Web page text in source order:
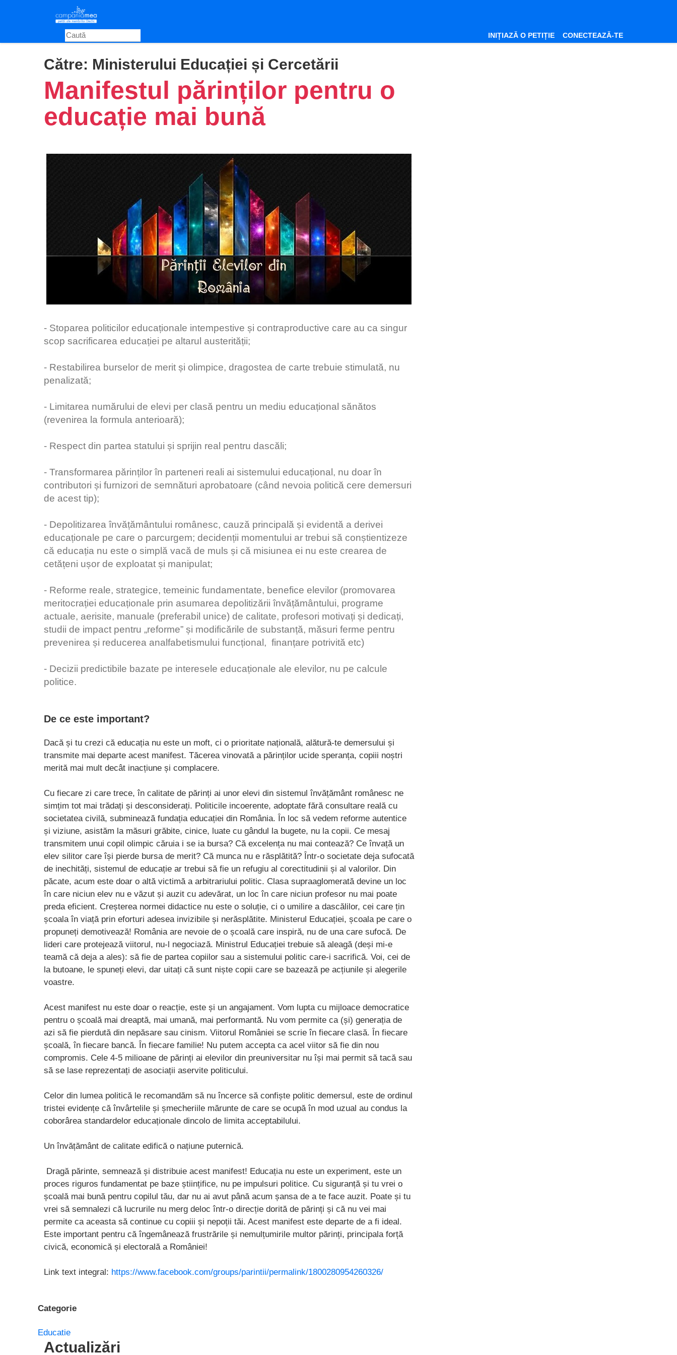
content
INIȚIAZĂ O PETIȚIE CONECTEAZĂ-TE
Către: Ministerului Educației și Cercetării
Manifestul părinților pentru o
educație mai bună
- Stoparea politicilor educaționale intempestive și contraproductive care au ca singur
scop sacrificarea educației pe altarul austerității;
- Restabilirea burselor de merit și olimpice, dragostea de carte trebuie stimulată, nu
penalizată;
- Limitarea numărului de elevi per clasă pentru un mediu educațional sănătos
(revenirea la formula anterioară);
- Respect din partea statului și sprijin real pentru dascăli;
- Transformarea părinților în parteneri reali ai sistemului educațional, nu doar în
contributori și furnizori de semnături aprobatoare (când nevoia politică cere demersuri
de acest tip);
- Depolitizarea învățământului românesc, cauză principală și evidentă a derivei
educaționale pe care o parcurgem; decidenții momentului ar trebui să conștientizeze
că educația nu este o simplă vacă de muls și că misiunea ei nu este crearea de
cetățeni ușor de exploatat și manipulat;
- Reforme reale, strategice, temeinic fundamentate, benefice elevilor (promovarea
meritocrației educaționale prin asumarea depolitizării învățământului, programe
actuale, aerisite, manuale (preferabil unice) de calitate, profesori motivați și dedicați,
studii de impact pentru „reforme” și modificările de substanță, măsuri ferme pentru
prevenirea și reducerea analfabetismului funcțional, finanțare potrivită etc)
- Decizii predictibile bazate pe interesele educaționale ale elevilor, nu pe calcule
politice.
De ce este important?
Dacă și tu crezi că educația nu este un moft, ci o prioritate națională, alătură-te demersului și
transmite mai departe acest manifest. Tăcerea vinovată a părinților ucide speranța, copiii noștri
merită mai mult decât inacțiune și complacere.
Cu fiecare zi care trece, în calitate de părinți ai unor elevi din sistemul învățământ românesc ne
simțim tot mai trădați și desconsiderați. Politicile incoerente, adoptate fără consultare reală cu
societatea civilă, subminează fundația educației din România. În loc să vedem reforme autentice
și viziune, asistăm la măsuri grăbite, cinice, luate cu gândul la bugete, nu la copii. Ce mesaj
transmitem unui copil olimpic căruia i se ia bursa? Că excelența nu mai contează? Ce învață un
elev silitor care își pierde bursa de merit? Că munca nu e răsplătită? Într-o societate deja sufocată
de inechități, sistemul de educație ar trebui să fie un refugiu al corectitudinii și al valorilor. Din
păcate, acum este doar o altă victimă a arbitrariului politic. Clasa supraaglomerată devine un loc
în care niciun elev nu e văzut și auzit cu adevărat, un loc în care niciun profesor nu mai poate
preda eficient. Creșterea normei didactice nu este o soluție, ci o umilire a dascălilor, cei care țin
școala în viață prin eforturi adesea invizibile și nerăsplătite. Ministerul Educației, școala pe care o
propuneți demotivează! România are nevoie de o școală care inspiră, nu de una care sufocă. De
lideri care protejează viitorul, nu-l negociază. Ministrul Educației trebuie să aleagă (deși mi-e
teamă că deja a ales): să fie de partea copiilor sau a sistemului politic care-i sacrifică. Voi, cei de
la butoane, le spuneți elevi, dar uitați că sunt niște copii care se bazează pe acțiunile și alegerile
voastre.
Acest manifest nu este doar o reacție, este și un angajament. Vom lupta cu mijloace democratice
pentru o școală mai dreaptă, mai umană, mai performantă. Nu vom permite ca (și) generația de
azi să fie pierdută din nepăsare sau cinism. Viitorul României se scrie în fiecare clasă. În fiecare
școală, în fiecare bancă. În fiecare familie! Nu putem accepta ca acel viitor să fie din nou
compromis. Cele 4-5 milioane de părinți ai elevilor din preuniversitar nu își mai permit să tacă sau
să se lase reprezentați de asociații aservite politicului.
Celor din lumea politică le recomandăm să nu încerce să confiște politic demersul, este de ordinul
tristei evidențe că învârtelile și șmecheriile mărunte de care se ocupă în mod uzual au condus la
coborârea standardelor educaționale dincolo de limita acceptabilului.
Un învățământ de calitate edifică o națiune puternică.
Dragă părinte, semnează și distribuie acest manifest! Educația nu este un experiment, este un
proces riguros fundamentat pe baze științifice, nu pe impulsuri politice. Cu siguranță și tu vrei o
școală mai bună pentru copilul tău, dar nu ai avut până acum șansa de a te face auzit. Poate și tu
vrei să semnalezi că lucrurile nu merg deloc într-o direcție dorită de părinți și că nu vei mai
permite ca aceasta să continue cu copiii și nepoții tăi. Acest manifest este departe de a fi ideal.
Este important pentru că îngemânează frustrările și nemulțumirile multor părinți, principala forță
civică, economică și electorală a României!
Link text integral: https://www.facebook.com/groups/parintii/permalink/1800280954260326/
Categorie
Educatie
Actualizări